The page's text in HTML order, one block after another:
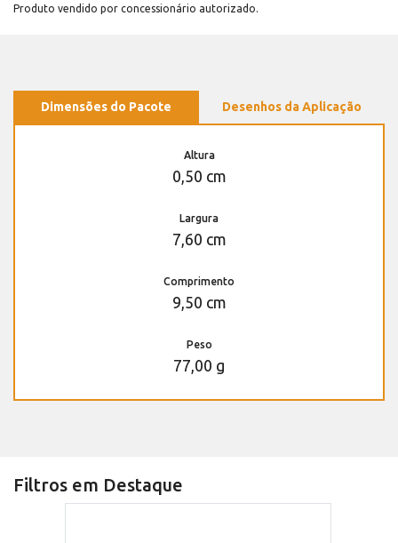
Produto vendido por concessionário autorizado.
Dimensões do Pacote Desenhos da Aplicação
Altura
0,50 cm
Largura
7,60 cm
Comprimento
9,50 cm
Peso
77,00 g
Filtros em Destaque